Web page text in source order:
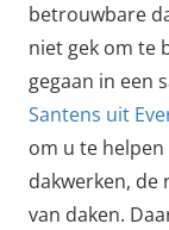
betrouwbare
niet gek om te
gegaan in een
Santens uit
om u te
dakwerken, de
van daken.